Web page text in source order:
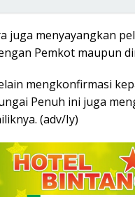
juga menyayangkan
Pemkot maupun
mengkonfirmasi
Penuh ini juga
(adv/Iy)